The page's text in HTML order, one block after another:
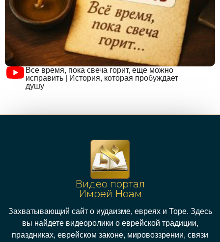
Все время, пока свеча горит, еще можно
исправить | История, которая пробуждает
душу
Видео портал
Имрей Ноам
Захватывающий сайт о иудаизме, евреях и Торе. Здесь
вы найдете видеоролики о еврейской традиции,
праздниках, еврейском законе, мировоззрении, связи